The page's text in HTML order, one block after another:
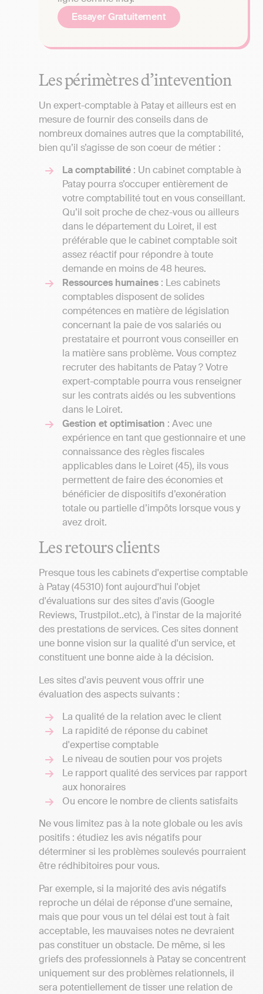
Essayer Gratuitement
Les périmètres d’intevention
Un expert-comptable à Patay et ailleurs est en
mesure de fournir des conseils dans de
nombreux domaines autres que la comptabilité,
bien qu’il s’agisse de son coeur de métier :
La comptabilité : Un cabinet comptable à
Patay pourra s’occuper entièrement de
votre comptabilité tout en vous conseillant.
Qu’il soit proche de chez-vous ou ailleurs
dans le département du Loiret, il est
préférable que le cabinet comptable soit
assez réactif pour répondre à toute
demande en moins de 48 heures.
Ressources humaines : Les cabinets
comptables disposent de solides
compétences en matière de législation
concernant la paie de vos salariés ou
prestataire et pourront vous conseiller en
la matière sans problème. Vous comptez
recruter des habitants de Patay ? Votre
expert-comptable pourra vous renseigner
sur les contrats aidés ou les subventions
dans le Loiret.
Gestion et optimisation : Avec une
expérience en tant que gestionnaire et une
connaissance des règles fiscales
applicables dans le Loiret (45), ils vous
permettent de faire des économies et
bénéficier de dispositifs d’exonération
totale ou partielle d’impôts lorsque vous y
avez droit.
Les retours clients
Presque tous les cabinets d'expertise comptable
à Patay (45310) font aujourd'hui l'objet
d'évaluations sur des sites d'avis (Google
Reviews, Trustpilot..etc), à l'instar de la majorité
des prestations de services. Ces sites donnent
une bonne vision sur la qualité d'un service, et
constituent une bonne aide à la décision.
Les sites d'avis peuvent vous offrir une
évaluation des aspects suivants :
La qualité de la relation avec le client
La rapidité de réponse du cabinet
d'expertise comptable
Le niveau de soutien pour vos projets
Le rapport qualité des services par rapport
aux honoraires
Ou encore le nombre de clients satisfaits
Ne vous limitez pas à la note globale ou les avis
positifs : étudiez les avis négatifs pour
déterminer si les problèmes soulevés pourraient
être rédhibitoires pour vous.
Par exemple, si la majorité des avis négatifs
reproche un délai de réponse d'une semaine,
mais que pour vous un tel délai est tout à fait
acceptable, les mauvaises notes ne devraient
pas constituer un obstacle. De même, si les
griefs des professionnels à Patay se concentrent
uniquement sur des problèmes relationnels, il
sera potentiellement de tisser une relation de